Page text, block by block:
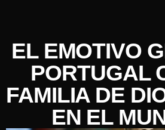
EL EMOTIVO
PORTUGAL
FAMILIA DE
EN EL